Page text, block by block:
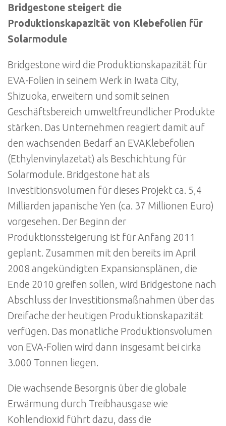
Bridgestone steigert die
Produktionskapazität von Klebefolien für
Solarmodule
Bridgestone wird die Produktionskapazität für
EVA-Folien in seinem Werk in Iwata City,
Shizuoka, erweitern und somit seinen
Geschäftsbereich umweltfreundlicher Produkte
stärken. Das Unternehmen reagiert damit auf
den wachsenden Bedarf an EVAKlebefolien
(Ethylenvinylazetat) als Beschichtung für
Solarmodule. Bridgestone hat als
Investitionsvolumen für dieses Projekt ca. 5,4
Milliarden japanische Yen (ca. 37 Millionen Euro)
vorgesehen. Der Beginn der
Produktionssteigerung ist für Anfang 2011
geplant. Zusammen mit den bereits im April
2008 angekündigten Expansionsplänen, die
Ende 2010 greifen sollen, wird Bridgestone nach
Abschluss der Investitionsmaßnahmen über das
Dreifache der heutigen Produktionskapazität
verfügen. Das monatliche Produktionsvolumen
von EVA-Folien wird dann insgesamt bei cirka
3.000 Tonnen liegen.
Die wachsende Besorgnis über die globale
Erwärmung durch Treibhausgase wie
Kohlendioxid führt dazu, dass die